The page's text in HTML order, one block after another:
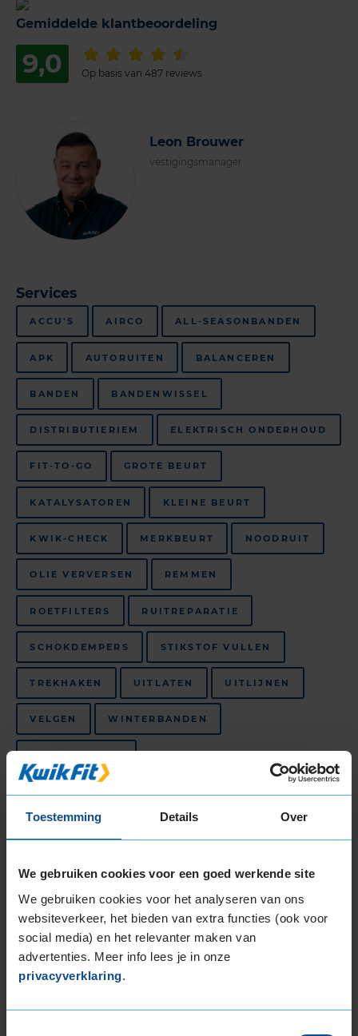
Toestemming Details Over
We gebruiken cookies voor een goed werkende site
We gebruiken cookies voor het analyseren van ons
websiteverkeer, het bieden van extra functies (ook voor
social media) en het relevanter maken van
advertenties. Meer info lees je in onze
privacyverklaring.
Gemiddelde klantbeoordeling
9,0 Op basis van 487 reviews
Leon Brouwer
vestigingsmanager
Services
ACCU'S AIRCO ALL-SEASONBANDEN
APK AUTORUITEN BALANCEREN
BANDEN BANDENWISSEL
DISTRIBUTIERIEM ELEKTRISCH ONDERHOUD
FIT-TO-GO GROTE BEURT
KATALYSATOREN KLEINE BEURT
KWIK-CHECK MERKBEURT NOODRUIT
OLIE VERVERSEN REMMEN
ROETFILTERS RUITREPARATIE
SCHOKDEMPERS STIKSTOF VULLEN
TREKHAKEN UITLATEN UITLIJNEN
VELGEN WINTERBANDEN
Niet beschikbaar in dit filiaal, maar wel
beschikbaar bij andere filialen
Bekijk al onzeautogarages in Assen. KwikFit is de
beste keus voor APK in Assen ,autobanden in
Assenenauto-onderhoud in Assen